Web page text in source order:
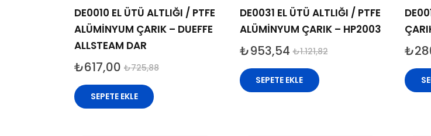
DE0010 EL ÜTÜ ALTLIĞI / PTFE
ALÜMİNYUM ÇARIK – DUEFFE
ALLSTEAM DAR
₺725,88
₺617,00
SEPETE EKLE
DE0031 EL ÜTÜ ALTLIĞI / PTFE
ALÜMİNYUM ÇARIK – HP2003
₺1.121,82
₺953,54
SEPETE EKLE
₺